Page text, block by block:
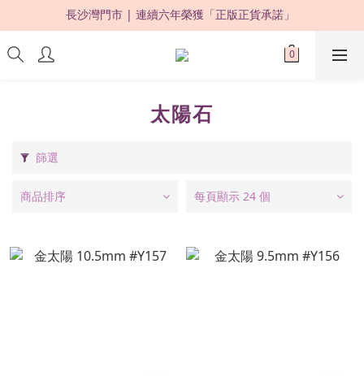
限時優惠：購買滿 HKD500，即享 88 折 !
限時優惠：購買滿 HKD500，即享 88 折 !
太陽石
篩選
商品排序 每頁顯示 24 個